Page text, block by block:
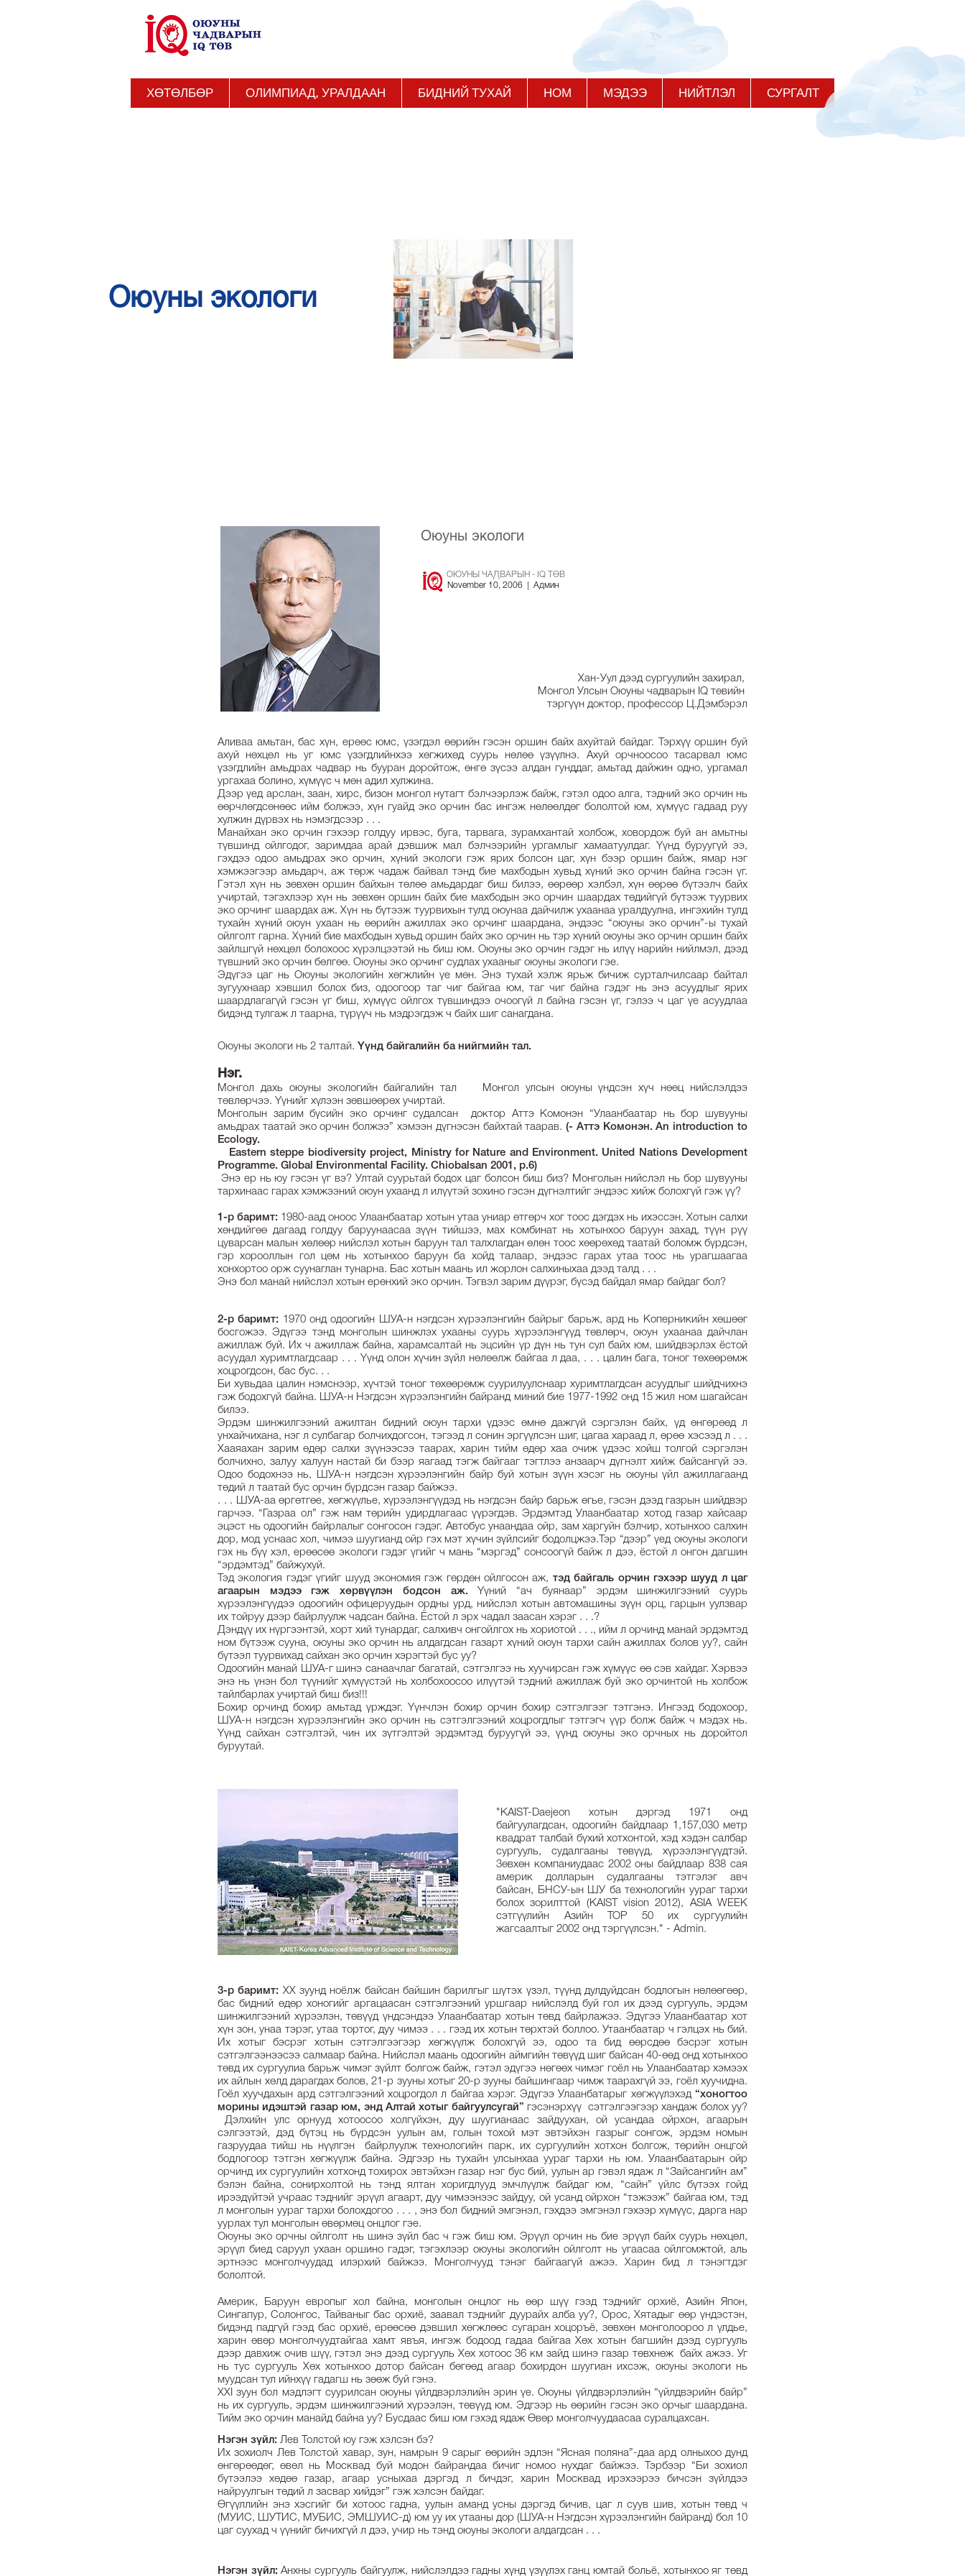
ХӨТӨЛБӨР ОЛИМПИАД, УРАЛДААН БИДНИЙ ТУХАЙ НОМ МЭДЭЭ НИЙТЛЭЛ СУРГАЛТ
Оюуны экологи
Оюуны экологи
ОЮУНЫ ЧАДВАРЫН - IQ ТӨВ
November 10, 2006 | Админ
Хан-Уул дээд сургуулийн захирал,
Монгол Улсын Оюуны чадварын IQ төвийн
тэргүүн доктор, профессор Ц.Дэмбэрэл
Аливаа амьтан, бас хүн, ерөөс юмс, үзэгдэл өөрийн гэсэн оршин байх ахуйтай байдаг. Тэрхүү оршин буй
ахуй нөхцөл нь уг юмс үзэгдлийнхээ хөгжихөд суурь нөлөө үзүүлнэ. Ахуй орчноосоо тасарвал юмс
үзэгдлийн амьдрах чадвар нь бууран доройтож, өнгө зүсээ алдан гунддаг, амьтад дайжин одно, ургамал
ургахаа болино, хүмүүс ч мөн адил хулжина.
Дээр үед арслан, заан, хирс, бизон монгол нутагт бэлчээрлэж байж, гэтэл одоо алга, тэдний эко орчин нь
өөрчлөгдсөнөөс ийм болжээ, хүн гуайд эко орчин бас ингэж нөлөөлдөг бололтой юм, хүмүүс гадаад руу
хулжин дүрвэх нь нэмэгдсээр . . .
Манайхан эко орчин гэхээр голдуу ирвэс, буга, тарвага, зурамхантай холбож, ховордож буй ан амьтны
түвшинд ойлгодог, заримдаа арай дэвшиж мал бэлчээрийн ургамлыг хамаатуулдаг. Yүнд буруугүй ээ,
гэхдээ одоо амьдрах эко орчин, хүний экологи гэж ярих болсон цаг, хүн бээр оршин байж, ямар нэг
хэмжээгээр амьдарч, аж төрж чадаж байвал тэнд бие махбодын хувьд хүний эко орчин байна гэсэн үг.
Гэтэл хүн нь зөвхөн оршин байхын төлөө амьдардаг биш билээ, өөрөөр хэлбэл, хүн өөрөө бүтээлч байх
учиртай, тэгэхлээр хүн нь зөвхөн оршин байх бие махбодын эко орчин шаардах төдийгүй бүтээж туурвих
эко орчинг шаардах аж. Хүн нь бүтээж туурвихын тулд оюунаа дайчилж ухаанаа уралдуулна, ингэхийн тулд
тухайн хүний оюун ухаан нь өөрийн ажиллах эко орчинг шаардана, эндээс “оюуны эко орчин”-ы тухай
ойлголт гарна. Хүний бие махбодын хувьд оршин байх эко орчин нь тэр хүний оюуны эко орчин оршин байх
зайлшгүй нөхцөл болохоос хүрэлцээтэй нь биш юм. Оюуны эко орчин гэдэг нь илүү нарийн нийлмэл, дээд
түвшний эко орчин бөлгөө. Оюуны эко орчинг судлах ухааныг оюуны экологи гэе.
Эдүгээ цаг нь Оюуны экологийн хөгжлийн үе мөн. Энэ тухай хэлж ярьж бичиж сурталчилсаар байтал
зугуухнаар хэвшил болох биз, одоогоор таг чиг байгаа юм, таг чиг байна гэдэг нь энэ асуудлыг ярих
шаардлагагүй гэсэн үг биш, хүмүүс ойлгох түвшиндээ очоогүй л байна гэсэн үг, гэлээ ч цаг үе асуудлаа
бидэнд тулгаж л таарна, түрүүч нь мэдрэгдэж ч байх шиг санагдана.
Оюуны экологи нь 2 талтай. Yүнд байгалийн ба нийгмийн тал.
Нэг.
Монгол дахь оюуны экологийн байгалийн тал Монгол улсын оюуны үндсэн хүч нөөц нийслэлдээ
төвлөрчээ. Yүнийг хүлээн зөвшөөрөх учиртай.
Монголын зарим бүсийн эко орчинг судалсан доктор Аттэ Комонэн “Улаанбаатар нь бор шувууны
амьдрах таатай эко орчин болжээ” хэмээн дүгнэсэн байхтай таарав.(- Аттэ Комонэн. An introduction to
Ecology.
Eastern steppe biodiversity project, Ministry for Nature and Environment. United Nations Development
Programme. Global Environmental Facility. Chiobalsan 2001, p.6)
Энэ ер нь юу гэсэн үг вэ? Ултай суурьтай бодох цаг болсон биш биз? Монголын нийслэл нь бор шувууны
тархинаас гарах хэмжээний оюун ухаанд л илүүтэй зохино гэсэн дүгнэлтийг эндээс хийж болохгүй гэж үү?
1-р баримт: 1980-аад оноос Улаанбаатар хотын утаа униар өтгөрч хог тоос дэгдэх нь ихэссэн. Хотын салхи
хөндийгөө дагаад голдуу баруунаасаа зүүн тийшээ, мах комбинат нь хотынхоо баруун захад, түүн рүү
цуварсан малын хөлөөр нийслэл хотын баруун тал талхлагдан өлөн тоос хөөрөхөд таатай боломж бүрдсэн,
гэр хорооллын гол цөм нь хотынхоо баруун ба хойд талаар, эндээс гарах утаа тоос нь урагшаагаа
хонхортоо орж суунаглан тунарна. Бас хотын маань ил жорлон салхиныхаа дээд талд . . .
Энэ бол манай нийслэл хотын ерөнхий эко орчин. Тэгвэл зарим дүүрэг, бүсэд байдал ямар байдаг бол?
2-р баримт: 1970 онд одоогийн ШУА-н нэгдсэн хүрээлэнгийн байрыг барьж, ард нь Коперникийн хөшөөг
босгожээ. Эдүгээ тэнд монголын шинжлэх ухааны суурь хүрээлэнгүүд төвлөрч, оюун ухаанаа дайчлан
ажиллаж буй. Их ч ажиллаж байна, харамсалтай нь эцсийн үр дүн нь тун сул байх юм, шийдвэрлэх ёстой
асуудал хуримтлагдсаар . . . Yүнд олон хүчин зүйл нөлөөлж байгаа л даа, . . . цалин бага, тоног төхөөрөмж
хоцрогдсон, бас бус. . .
Би хувьдаа цалин нэмснээр, хүчтэй тоног төхөөрөмж суурилуулснаар хуримтлагдсан асуудлыг шийдчихнэ
гэж бодохгүй байна. ШУА-н Нэгдсэн хүрээлэнгийн байранд миний бие 1977-1992 онд 15 жил ном шагайсан
билээ.
Эрдэм шинжилгээний ажилтан бидний оюун тархи үдээс өмнө дажгүй сэргэлэн байх, үд өнгөрөөд л
унхайчихана, нэг л сулбагар болчихдогсон, тэгээд л сонин эргүүлсэн шиг, цагаа хараад л, өрөө хэсээд л . . .
Хааяахан зарим өдөр салхи зүүнээсээ таарах, харин тийм өдөр хаа очиж үдээс хойш толгой сэргэлэн
болчихно, залуу халуун настай би бээр яагаад тэгж байгааг тэгтлээ анзаарч дүгнэлт хийж байсангүй ээ.
Одоо бодохнээ нь, ШУА-н нэгдсэн хүрээлэнгийн байр буй хотын зүүн хэсэг нь оюуны үйл ажиллагаанд
төдий л таатай бус орчин бүрдсэн газар байжээ.
. . . ШУА-аа өргөтгөе, хөгжүүлье, хүрээлэнгүүдэд нь нэгдсэн байр барьж өгье, гэсэн дээд газрын шийдвэр
гарчээ. “Газраа ол” гэж нам төрийн удирдлагаас үүрэгдэв. Эрдэмтэд Улаанбаатар хотод газар хайсаар
эцэст нь одоогийн байрлалыг сонгосон гэдэг. Автобус унаандаа ойр, зам харгуйн бэлчир, хотынхоо салхин
дор, мод уснаас хол, чимээ шуугианд ойр гэх мэт хүчин зүйлсийг бодолцжээ.Тэр “дээр” үед оюуны экологи
гэх нь бүү хэл, ерөөсөө экологи гэдэг үгийг ч мань “мэргэд” сонсоогүй байж л дээ, ёстой л онгон дагшин
“эрдэмтэд” байжухуй.
Тэд экология гэдэг үгийг шууд экономия гэж гөрдөн ойлгосон аж, тэд байгаль орчин гэхээр шууд л цаг
агаарын мэдээ гэж хөрвүүлэн бодсон аж. Yүний “ач буянаар” эрдэм шинжилгээний суурь
хүрээлэнгүүдээ одоогийн офицеруудын ордны урд, нийслэл хотын автомашины зүүн орц, гарцын уулзвар
их тойруу дээр байрлуулж чадсан байна. Ёстой л эрх чадал заасан хэрэг . . .?
Дэндүү их нүргээнтэй, хорт хий тунардаг, салхивч онгойлгох нь хориотой . . ., ийм л орчинд манай эрдэмтэд
ном бүтээж сууна, оюуны эко орчин нь алдагдсан газарт хүний оюун тархи сайн ажиллах болов уу?, сайн
бүтээл туурвихад сайхан эко орчин хэрэгтэй бус уу?
Одоогийн манай ШУА-г шинэ санаачлаг багатай, сэтгэлгээ нь хуучирсан гэж хүмүүс өө сэв хайдаг. Хэрвээ
энэ нь үнэн бол түүнийг хүмүүстэй нь холбохоосоо илүүтэй тэдний ажиллаж буй эко орчинтой нь холбож
тайлбарлах учиртай биш биз!!!
Бохир орчинд бохир амьтад үрждэг. Yүнчлэн бохир орчин бохир сэтгэлгээг тэтгэнэ. Ингээд бодохоор,
ШУА-н нэгдсэн хүрээлэнгийн эко орчин нь сэтгэлгээний хоцрогдлыг тэтгэгч үүр болж байж ч мэдэх нь.
Yүнд сайхан сэтгэлтэй, чин их зүтгэлтэй эрдэмтэд буруугүй ээ, үүнд оюуны эко орчных нь доройтол
буруутай.
"KAIST-Daejeon хотын дэргэд 1971 онд
байгуулагдсан, одоогийн байдлаар 1,157,030 метр
квадрат талбай бүхий хотхонтой, хэд хэдэн салбар
сургууль, судалгааны төвүүд, хүрээлэнгүүдтэй.
3өвхөн компаниудаас 2002 оны байдлаар 838 сая
америк долларын судалгааны тэтгэлэг авч
байсан, БНСУ-ын ШУ ба технологийн уураг тархи
болох зорилттой (KAIST vision 2012), ASIA WEEK
сэтгүүлийн Азийн TOP 50 их сургуулийн
жагсаалтыг 2002 онд тэргүүлсэн." - Admin.
3-р баримт: XX зуунд ноёлж байсан байшин барилгыг шүтэх үзэл, түүнд дулдуйдсан бодлогын нөлөөгөөр,
бас бидний өдөр хоногийг аргацаасан сэтгэлгээний уршгаар нийслэлд буй гол их дээд сургууль, эрдэм
шинжилгээний хүрээлэн, төвүүд үндсэндээ Улаанбаатар хотын төвд байрлажээ. Эдүгээ Улаанбаатар хот
хүн зон, унаа тэрэг, утаа тортог, дуу чимээ . . . гээд их хотын төрхтэй боллоо. Утаанбаатар ч гэлцэх нь бий.
Их хотыг бэсрэг хотын сэтгэлгээгээр хөгжүүлж болохгүй ээ, одоо та бид өөрсдөө бэсрэг хотын
сэтгэлгээнээсээ салмаар байна. Нийслэл маань одоогийн аймгийн төвүүд шиг байсан 40-өөд онд хотынхоо
төвд их сургуулиа барьж чимэг зүйлт болгож байж, гэтэл эдүгээ нөгөөх чимэг гоёл нь Улаанбаатар хэмээх
их айлын хөлд дарагдах болов, 21-р зууны хотыг 20-р зууны байшингаар чимж таарахгүй ээ, гоёл хуучидна.
Гоёл хуучдахын ард сэтгэлгээний хоцрогдол л байгаа хэрэг. Эдүгээ Улаанбатарыг хөгжүүлэхэд “хоногтоо
морины идэштэй газар юм, энд Алтай хотыг байгуулсугай” гэсэнэрхүү сэтгэлгээгээр хандаж болох уу?
Дэлхийн улс орнууд хотоосоо холгүйхэн, дуу шуугианаас зайдуухан, ой усандаа ойрхон, агаарын
сэлгээтэй, дэд бүтэц нь бүрдсэн уулын ам, голын тохой мэт эвтэйхэн газрыг сонгож, эрдэм номын
газруудаа тийш нь нүүлгэн байрлуулж технологийн парк, их сургуулийн хотхон болгож, төрийн онцгой
бодлогоор тэтгэн хөгжүүлж байна. Эдгээр нь тухайн улсынхаа уураг тархи нь юм. Улаанбаатарын ойр
орчинд их сургуулийн хотхонд тохирох эвтэйхэн газар нэг бус бий, уулын ар гэвэл ядаж л “Зайсангийн ам”
бэлэн байна, сонирхолтой нь тэнд ялтан хоригдлууд эмчлүүлж байдаг юм, “сайн” үйлс бүтээх гойд
ирээдүйтэй учраас тэднийг эрүүл агаарт, дуу чимээнээс зайдуу, ой усанд ойрхон “тэжээж” байгаа юм, тэд
л монголын уураг тархи болохдогоо . . . , энэ бол бидний эмгэнэл, гэхдээ эмгэнэл гэхээр хүмүүс, дарга нар
уурлах тул монголын өвөрмөц онцлог гэе.
Оюуны эко орчны ойлголт нь шинэ зүйл бас ч гэж биш юм. Эрүүл орчин нь бие эрүүл байх суурь нөхцөл,
эрүүл биед саруул ухаан оршино гэдэг, тэгэхлээр оюуны экологийн ойлголт нь угаасаа ойлгомжтой, аль
эртнээс монголчуудад илэрхий байжээ. Монголчууд тэнэг байгаагүй ажээ. Харин бид л тэнэгтдэг
бололтой.
Америк, Баруун европыг хол байна, монголын онцлог нь өөр шүү гээд тэднийг орхиё, Азийн Япон,
Сингапур, Солонгос, Тайваныг бас орхиё, заавал тэднийг дуурайх алба уу?, Орос, Хятадыг өөр үндэстэн,
бидэнд падгүй гээд бас орхиё, ерөөсөө дэвшил хөгжлөөс сугаран хоцоръё, зөвхөн монголоороо л үлдье,
харин өвөр монголчуудтайгаа хамт явъя, ингэж бодоод гадаа байгаа Хөх хотын багшийн дээд сургууль
дээр давхиж очив шүү, гэтэл энэ дээд сургууль Хөх хотоос 36 км зайд шинэ газар төвхнөж байх ажээ. Уг
нь тус сургууль Хөх хотынхоо дотор байсан бөгөөд агаар бохирдон шуугиан ихсэж, оюуны экологи нь
муудсан тул ийнхүү гадагш нь зөөж буй гэнэ.
XXI зуун бол мэдлэгт суурилсан оюуны үйлдвэрлэлийн эрин үе. Оюуны үйлдвэрлэлийн “үйлдвэрийн байр”
нь их сургууль, эрдэм шинжилгээний хүрээлэн, төвүүд юм. Эдгээр нь өөрийн гэсэн эко орчыг шаардана.
Тийм эко орчин манайд байна уу? Бусдаас биш юм гэхэд ядаж Өвөр монголчуудаасаа суралцахсан.
Нэгэн зүйл: Лев Толстой юу гэж хэлсэн бэ?
Их зохиолч Лев Толстой хавар, зун, намрын 9 сарыг өөрийн эдлэн “Ясная поляна”-даа ард олныхоо дунд
өнгөрөөдөг, өвөл нь Москвад буй модон байрандаа бичиг номоо нухдаг байжээ. Тэрбээр “Би зохиол
бүтээлээ хөдөө газар, агаар усныхаа дэргэд л бичдэг, харин Москвад ирэхээрээ бичсэн зүйлдээ
найруулгын төдий л засвар хийдэг” гэж хэлсэн байдаг.
Өгүүллийн энэ хэсгийг би хотоос гадна, уулын аманд усны дэргэд бичив, цаг л суув шив, хотын төвд ч
(МУИС, ШУТИС, МУБИС, ЭМШУИС-д) юм уу их утааны дор (ШУА-н Нэгдсэн хүрээлэнгийн байранд) бол 10
цаг суухад ч үүнийг бичихгүй л дээ, учир нь тэнд оюуны экологи алдагдсан . . .
Нэгэн зүйл: Анхны сургууль байгуулж, нийслэлдээ гадны хүнд үзүүлэх ганц юмтай больё, хотынхоо яг төвд